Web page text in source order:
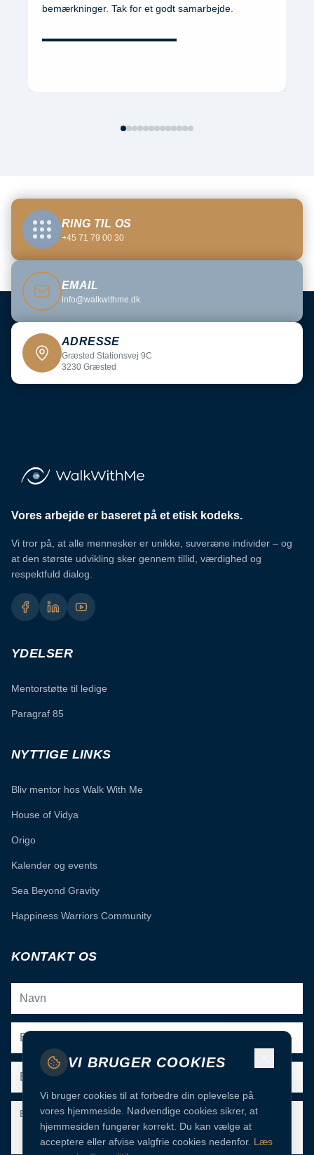
bemærkninger. Tak for et godt samarbejde.
RING TIL OS
+45 71 79 00 30
EMAIL
info@walkwithme.dk
ADRESSE
Græsted Stationsvej 9C
3230 Græsted
Vores arbejde er baseret på et etisk kodeks.
Vi tror på, at alle mennesker er unikke, suveræne individer – og
at den største udvikling sker gennem tillid, værdighed og
respektfuld dialog.
YDELSER
Mentorstøtte til ledige
Paragraf 85
NYTTIGE LINKS
Bliv mentor hos Walk With Me
House of Vidya
Origo
Kalender og events
Sea Beyond Gravity
Happiness Warriors Community
KONTAKT OS
VI BRUGER COOKIES
Vi bruger cookies til at forbedre din oplevelse på
vores hjemmeside. Nødvendige cookies sikrer, at
hjemmesiden fungerer korrekt. Du kan vælge at
acceptere eller afvise valgfrie cookies nedenfor. Læs